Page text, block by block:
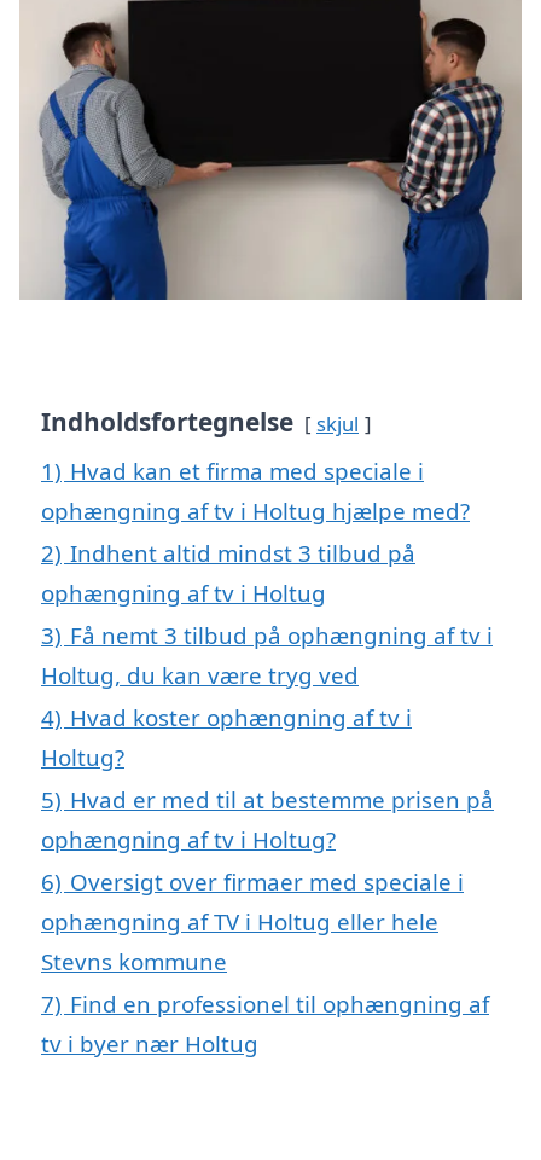
Indholdsfortegnelse skjul
1) Hvad kan et firma med speciale i
ophængning af tv i Holtug hjælpe med?
2) Indhent altid mindst 3 tilbud på
ophængning af tv i Holtug
3) Få nemt 3 tilbud på ophængning af tv i
Holtug, du kan være tryg ved
4) Hvad koster ophængning af tv i
Holtug?
5) Hvad er med til at bestemme prisen på
ophængning af tv i Holtug?
6) Oversigt over firmaer med speciale i
ophængning af TV i Holtug eller hele
Stevns kommune
7) Find en professionel til ophængning af
tv i byer nær Holtug